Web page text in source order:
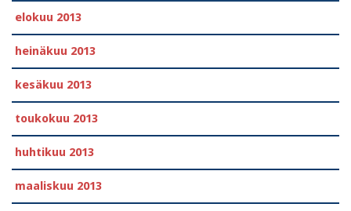
elokuu 2013
heinäkuu 2013
kesäkuu 2013
toukokuu 2013
huhtikuu 2013
maaliskuu 2013